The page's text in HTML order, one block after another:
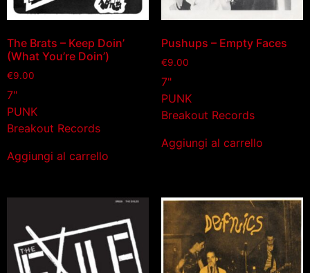
The Brats – Keep Doin’
(What You’re Doin’)
€9.00
7"
PUNK
Breakout Records
Aggiungi al carrello
Pushups – Empty Faces
€9.00
7"
PUNK
Breakout Records
Aggiungi al carrello